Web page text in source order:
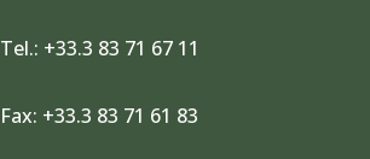
Tel.: +33.3 83 71 67 11
Fax: +33.3 83 71 61 83